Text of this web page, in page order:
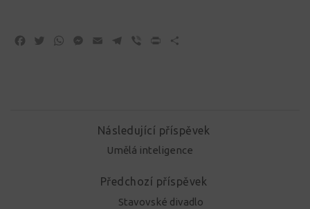
Facebook
TwitterWhatsApp
Messenger
Email Telegram
Viber Print
Následující příspěvek
Umělá inteligence
Předchozí příspěvek
Stavovské divadlo